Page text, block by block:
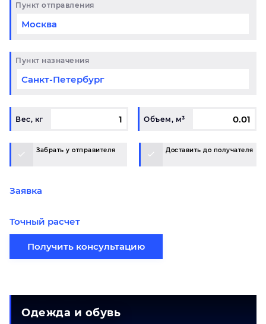
Пункт отправления
Пункт назначения
Вес, кг Объем, м³
Забрать у отправителя Доставить до получателя
Заявка
Точный расчет
Получить консультацию
Одежда и обувь